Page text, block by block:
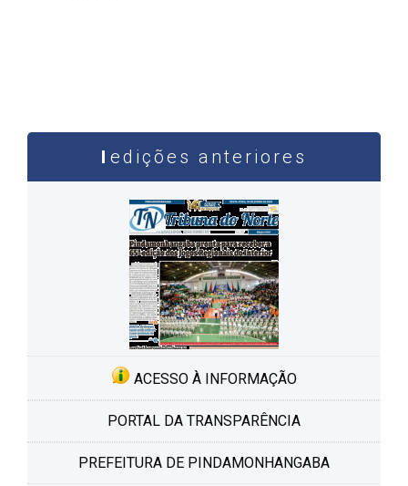
edições anteriores
ACESSO À INFORMAÇÃO
PORTAL DA TRANSPARÊNCIA
PREFEITURA DE PINDAMONHANGABA